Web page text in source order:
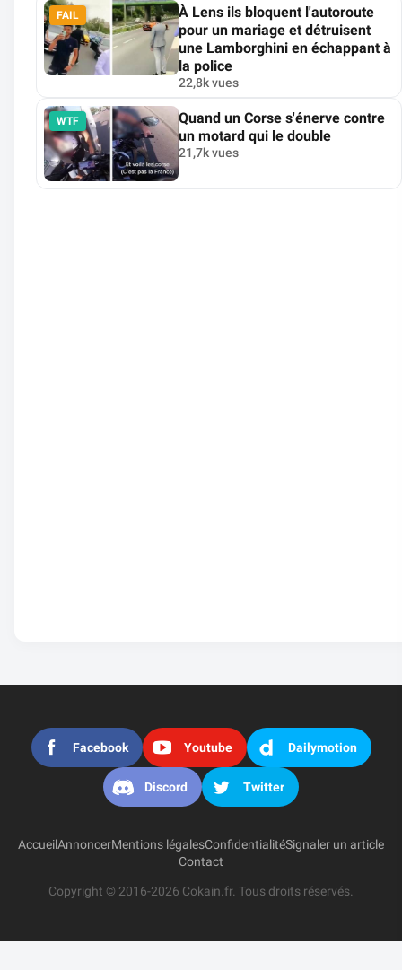
FAIL
À Lens ils bloquent l'autoroute
pour un mariage et détruisent
une Lamborghini en échappant à
la police
22,8k vues
WTF
Quand un Corse s'énerve contre
un motard qui le double
21,7k vues
Facebook Youtube Dailymotion
Discord Twitter
AccueilAnnoncerMentions légalesConfidentialitéSignaler un article
Contact
Copyright © 2016-2026 Cokain.fr. Tous droits réservés.